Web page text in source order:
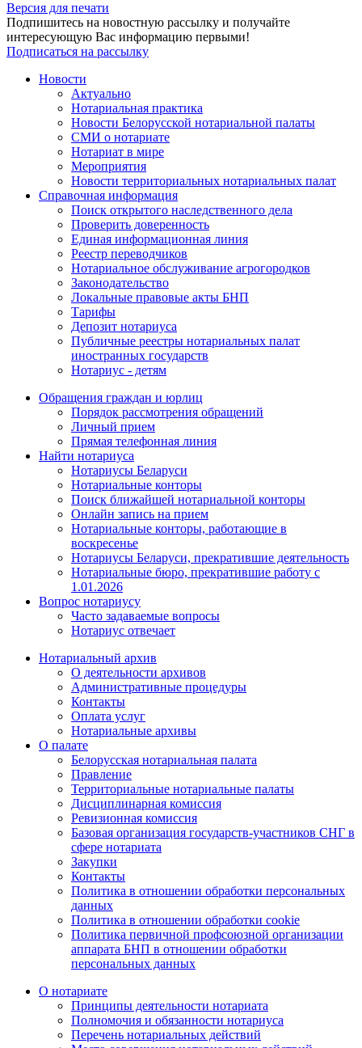
Версия для печати
Подпишитесь на новостную рассылку и получайте
интересующую Вас информацию первыми!
Подписаться на рассылку
Новости
Актуально
Нотариальная практика
Новости Белорусской нотариальной палаты
СМИ о нотариате
Нотариат в мире
Мероприятия
Новости территориальных нотариальных палат
Справочная информация
Поиск открытого наследственного дела
Проверить доверенность
Единая информационная линия
Реестр переводчиков
Нотариальное обслуживание агрогородков
Законодательство
Локальные правовые акты БНП
Тарифы
Депозит нотариуса
Публичные реестры нотариальных палат
иностранных государств
Нотариус - детям
Обращения граждан и юрлиц
Порядок рассмотрения обращений
Личный прием
Прямая телефонная линия
Найти нотариуса
Нотариусы Беларуси
Нотариальные конторы
Поиск ближайшей нотариальной конторы
Онлайн запись на прием
Нотариальные конторы, работающие в
воскресенье
Нотариусы Беларуси, прекратившие деятельность
Нотариальные бюро, прекратившие работу с
1.01.2026
Вопрос нотариусу
Часто задаваемые вопросы
Нотариус отвечает
Нотариальный архив
О деятельности архивов
Административные процедуры
Контакты
Оплата услуг
Нотариальные архивы
О палате
Белорусская нотариальная палата
Правление
Территориальные нотариальные палаты
Дисциплинарная комиссия
Ревизионная комиссия
Базовая организация государств-участников СНГ в
сфере нотариата
Закупки
Контакты
Политика в отношении обработки персональных
данных
Политика в отношении обработки cookie
Политика первичной профсоюзной организации
аппарата БНП в отношении обработки
персональных данных
О нотариате
Принципы деятельности нотариата
Полномочия и обязанности нотариуса
Перечень нотариальных действий